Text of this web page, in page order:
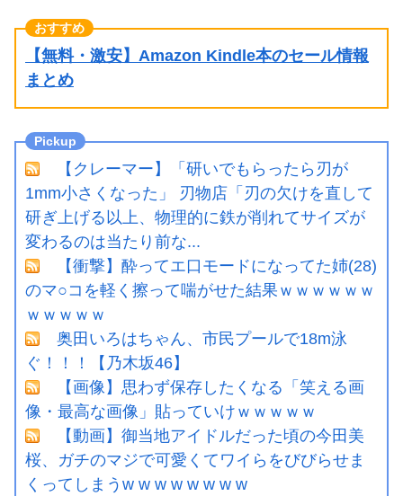
【無料・激安】Amazon Kindle本のセール情報
まとめ
【クレーマー】「研いでもらったら刃が
1mm小さくなった」 刃物店「刃の欠けを直して
研ぎ上げる以上、物理的に鉄が削れてサイズが
変わるのは当たり前な...
【衝撃】酔ってエ口モードになってた姉(28)
のマ○コを軽く擦って喘がせた結果ｗｗｗｗｗｗ
ｗｗｗｗｗ
奥田いろはちゃん、市民プールで18m泳
ぐ！！！【乃木坂46】
【画像】思わず保存したくなる「笑える画
像・最高な画像」貼っていけｗｗｗｗｗ
【動画】御当地アイドルだった頃の今田美
桜、ガチのマジで可愛くてワイらをびびらせま
くってしまうw w w w w w w w